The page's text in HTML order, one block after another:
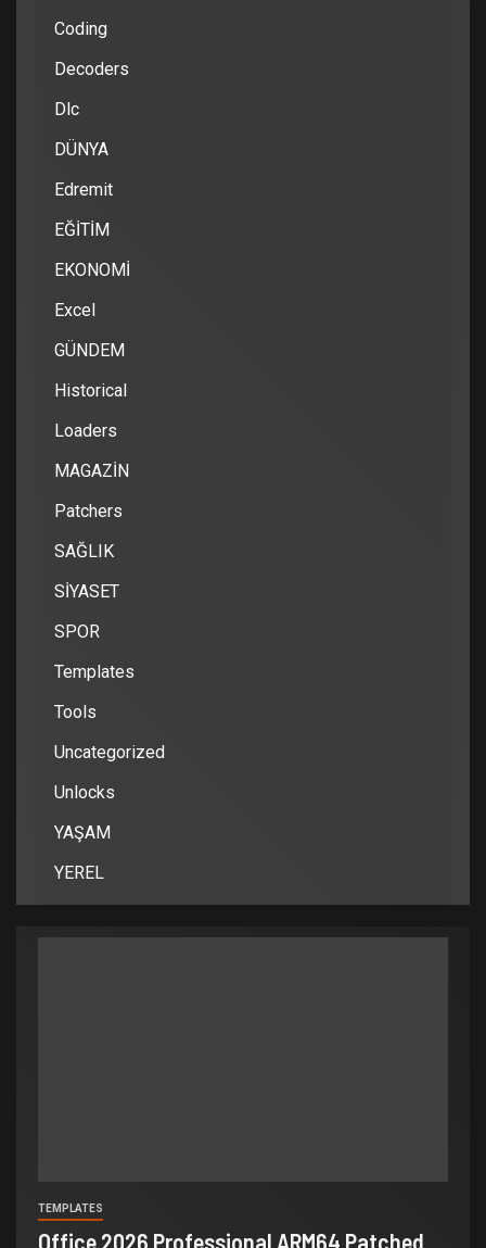
Coding
Decoders
Dlc
DÜNYA
Edremit
EĞİTİM
EKONOMİ
Excel
GÜNDEM
Historical
Loaders
MAGAZİN
Patchers
SAĞLIK
SİYASET
SPOR
Templates
Tools
Uncategorized
Unlocks
YAŞAM
YEREL
TEMPLATES
Office 2026 Professional ARM64 Patched